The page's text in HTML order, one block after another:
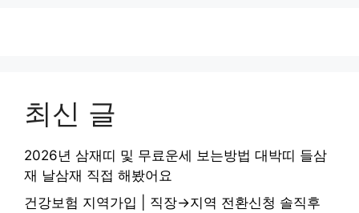
최신 글
2026년 삼재띠 및 무료운세 보는방법 대박띠 들삼
재 날삼재 직접 해봤어요
건강보험 지역가입 | 직장→지역 전환신청 솔직후